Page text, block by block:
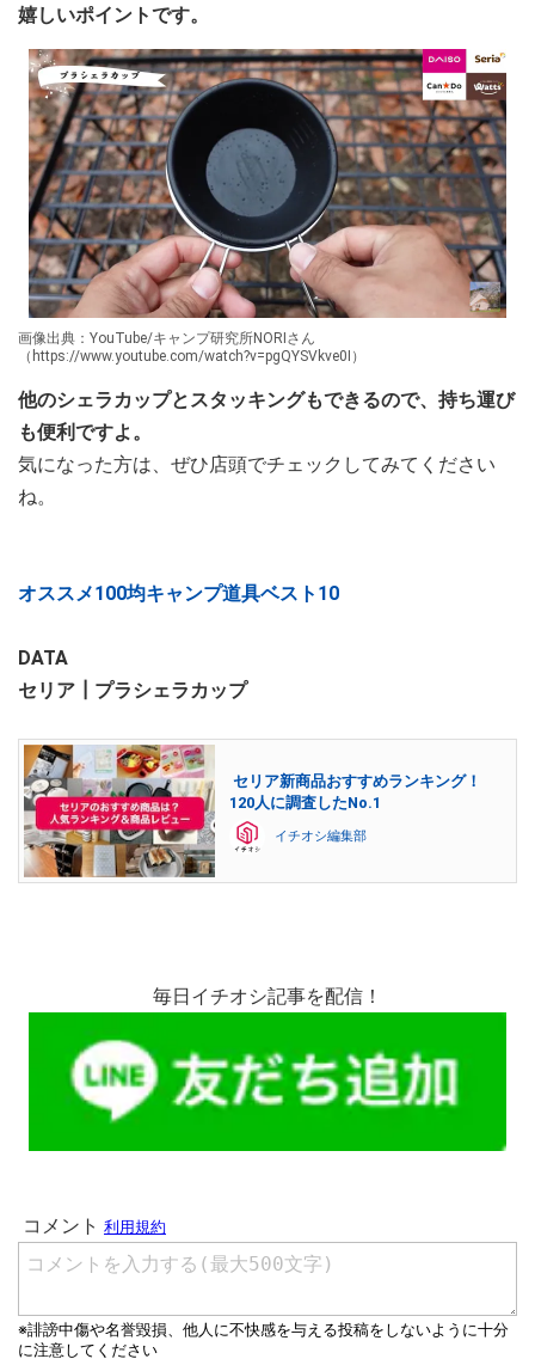
嬉しいポイントです。
画像出典：YouTube/キャンプ研究所NORIさん
（https://www.youtube.com/watch?v=pgQYSVkve0I）
他のシェラカップとスタッキングもできるので、持ち運び
も便利ですよ。
気になった方は、ぜひ店頭でチェックしてみてください
ね。
オススメ100均キャンプ道具ベスト10
DATA
セリア┃プラシェラカップ
セリア新商品おすすめランキング！
120人に調査したNo.1
イチオシ編集部
毎日イチオシ記事を配信！